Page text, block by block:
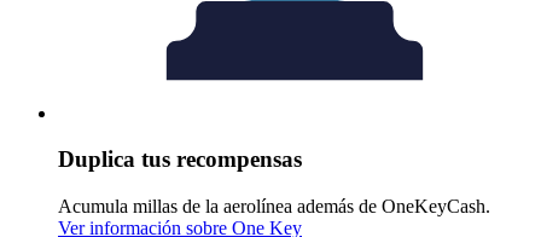
Duplica tus recompensas
Acumula millas de la aerolínea además de OneKeyCash.
Ver información sobre One Key